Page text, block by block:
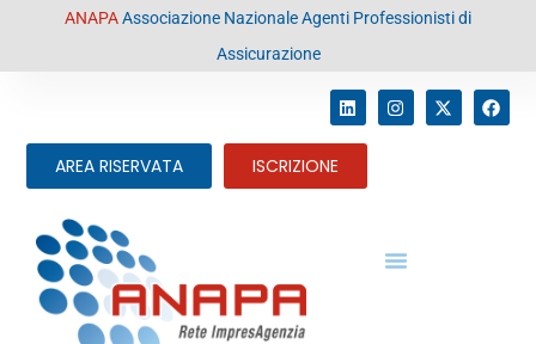
contenutoANAPAAssociazione Nazionale Agenti Professionisti di
Assicurazione
AREA RISERVATA ISCRIZIONE